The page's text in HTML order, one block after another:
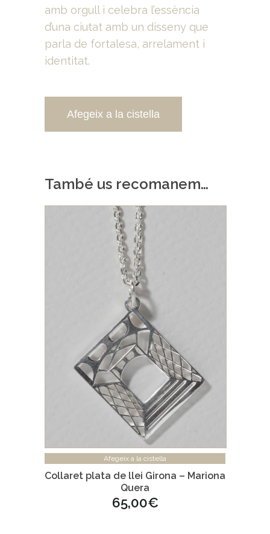
amb orgull i celebra l’essència
d’una ciutat amb un disseny que
parla de fortalesa, arrelament i
identitat.
Afegeix a la cistella
També us recomanem…
Afegeix a la cistella
Collaret plata de llei Girona – Mariona
Quera
65,00€